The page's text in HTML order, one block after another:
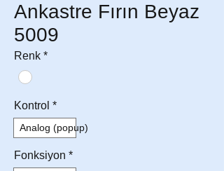
Ankastre Fırın Beyaz
5009
Renk *
Kontrol *
Analog (popup)
Fonksiyon *